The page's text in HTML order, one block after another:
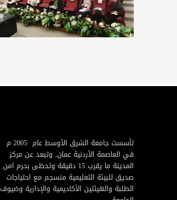
تأسست جامعة الشرق الأوسط عام 2005 م
في العاصمة الأردنية عمان, وتبعد عن مركز
المدينة ما يقرب 15 دقيقة وتحظى بحرم امن
صديق للبيئة التعليمية منسجم مع احتياجات
الطلبة والهيئتين الأكاديمية والإدارية وضيوف